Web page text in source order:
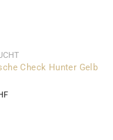
Check Hunter Gelb